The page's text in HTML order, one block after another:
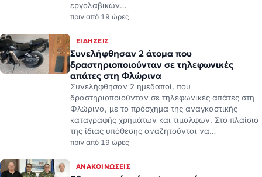
εργολαβικών…
πριν από 19 ώρες
ΕΙΔΉΣΕΙΣ
Συνελήφθησαν 2 άτομα που
δραστηριοποιούνταν σε τηλεφωνικές
απάτες στη Φλώρινα
Συνελήφθησαν 2 ημεδαποί, που
δραστηριοποιούνταν σε τηλεφωνικές απάτες στη
Φλώρινα, με το πρόσχημα της αναγκαστικής
καταγραφής χρημάτων και τιμαλφών. Στο πλαίσιο
της ίδιας υπόθεσης αναζητούνται να…
πριν από 19 ώρες
ΑΝΑΚΟΙΝΏΣΕΙΣ